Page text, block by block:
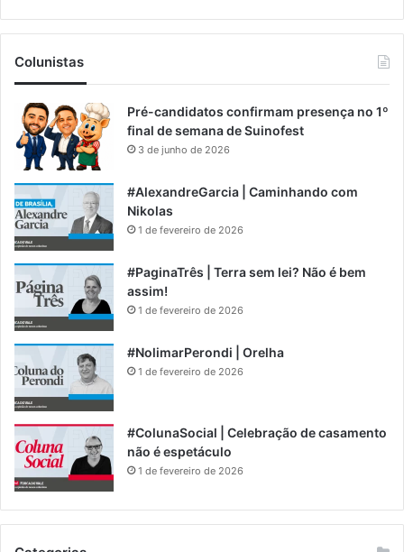
Colunistas
Pré-candidatos confirmam presença no 1º
final de semana de Suinofest
3 de junho de 2026
#AlexandreGarcia | Caminhando com
Nikolas
1 de fevereiro de 2026
#PaginaTrês | Terra sem lei? Não é bem
assim!
1 de fevereiro de 2026
#NolimarPerondi | Orelha
1 de fevereiro de 2026
#ColunaSocial | Celebração de casamento
não é espetáculo
1 de fevereiro de 2026